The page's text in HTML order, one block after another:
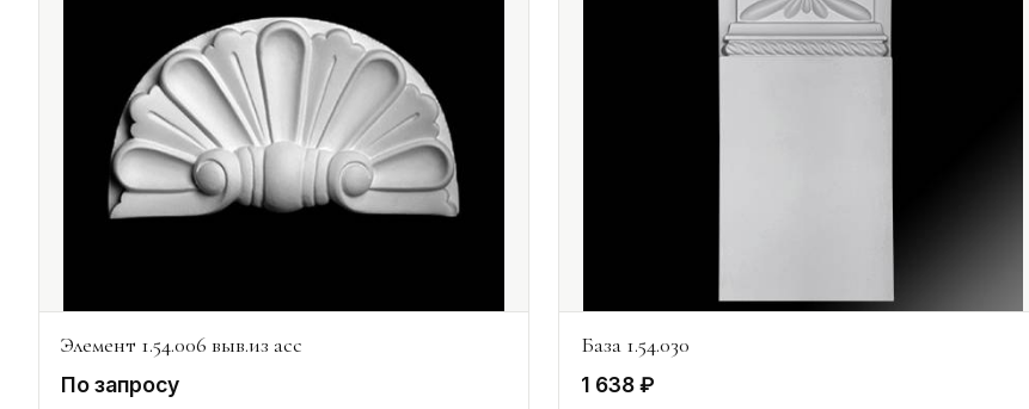
Элемент 1.54.006 выв.из асс
По запросу
База 1.54.030
1 638 ₽